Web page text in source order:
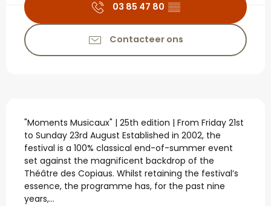
03 85 47 80 ▒▒
Contacteer ons
Beschrijving
"Moments Musicaux" | 25th edition | From Friday 21st
to Sunday 23rd August Established in 2002, the
festival is a 100% classical end-of-summer event
set against the magnificent backdrop of the
Théâtre des Copiaus. Whilst retaining the festival’s
essence, the programme has, for the past nine
years,...